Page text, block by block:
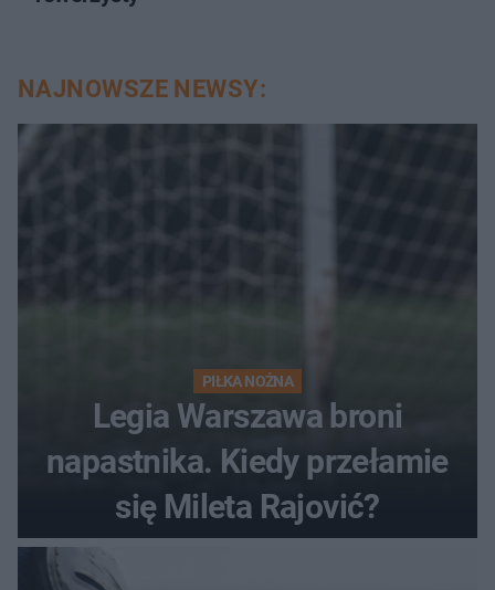
NAJNOWSZE NEWSY:
PIŁKA NOŻNA
Legia Warszawa broni
napastnika. Kiedy przełamie
się Mileta Rajović?